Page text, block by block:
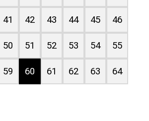
41 42 43 44 45 46
50 51 52 53 54 55
59 60 61 62 63 64